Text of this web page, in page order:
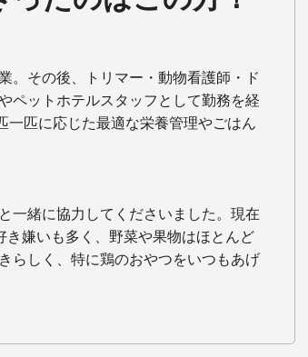
。その後、トリマー・動物看護師・ド
ペットホテルスタッフとして勤務を経
一匹に応じた最適な栄養管理やごはん
一緒に協力してくださいました。現在
嫌いも多く、野菜や果物はほとんど
らしく、特に鶏のおやつをいつもあげ